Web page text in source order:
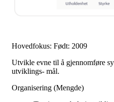
Hovedfokus: Født: 2009
Utvikle evne til å gjennomføre
utviklings- mål.
Organisering (Mengde)